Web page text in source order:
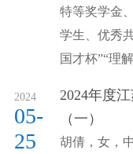
特等奖学金
学生、优秀
国才杯”“理
2024
05-
25
2024年度
（一）
胡倩，女，